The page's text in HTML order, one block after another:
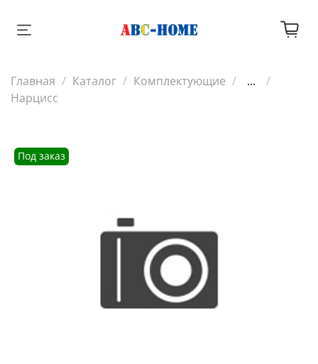
Главная Каталог Комплектующие
...
Нарцисс
Под заказ